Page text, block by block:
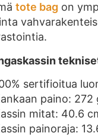
tote bag on
sertifioitua
paino: 272
mitat: 40.6
painoraja: